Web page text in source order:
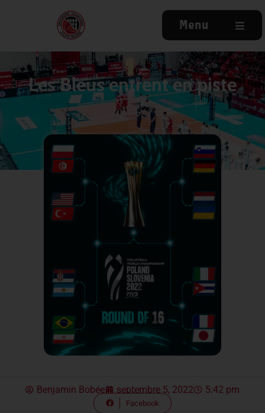
Menu
Les Bleus entrent en piste
Benjamin Bobée septembre 5, 2022 5:42 pm
Facebook